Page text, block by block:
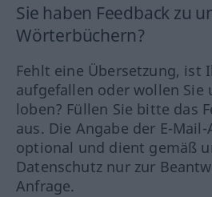
Sie haben Feedback zu
Wörterbüchern?
Fehlt eine Übersetzung, ist
aufgefallen oder wollen Sie
loben? Füllen Sie bitte das
aus. Die Angabe der E-
optional und dient gemäß
Datenschutz nur zur
Anfrage.